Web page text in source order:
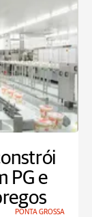
PG e
PONTA GROSSA